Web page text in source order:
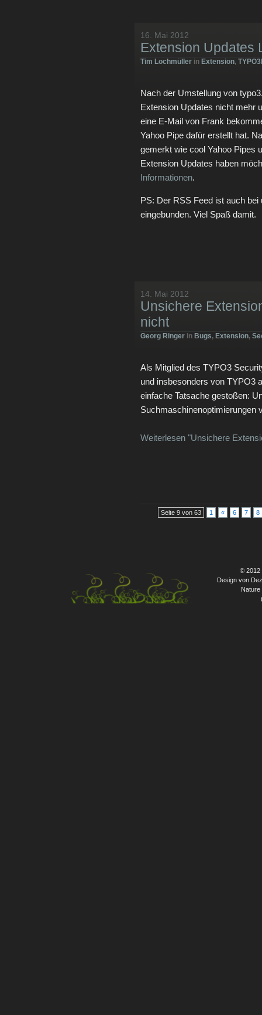
16. Mai 2012
Extension Updates
Tim Lochmüller in Extension,
Nach der Umstellung von
Extension Updates nicht mehr
eine E-Mail von Frank
Yahoo Pipe dafür erstellt hat.
gemerkt wie cool Yahoo Pipes
Extension Updates haben
Informationen.
PS: Der RSS Feed ist auch
eingebunden. Viel Spaß damit.
14. Mai 2012
Unsichere
nicht
Georg Ringer in Bugs, Extension,
Als Mitglied des TYPO3
und insbesonders von TYPO3
einfache Tatsache gestoßen:
Suchmaschinenoptimierungen
Weiterlesen "Unsichere
Seite 9 von 63 1 « 6 7 8
© 2012
Design von
Nature